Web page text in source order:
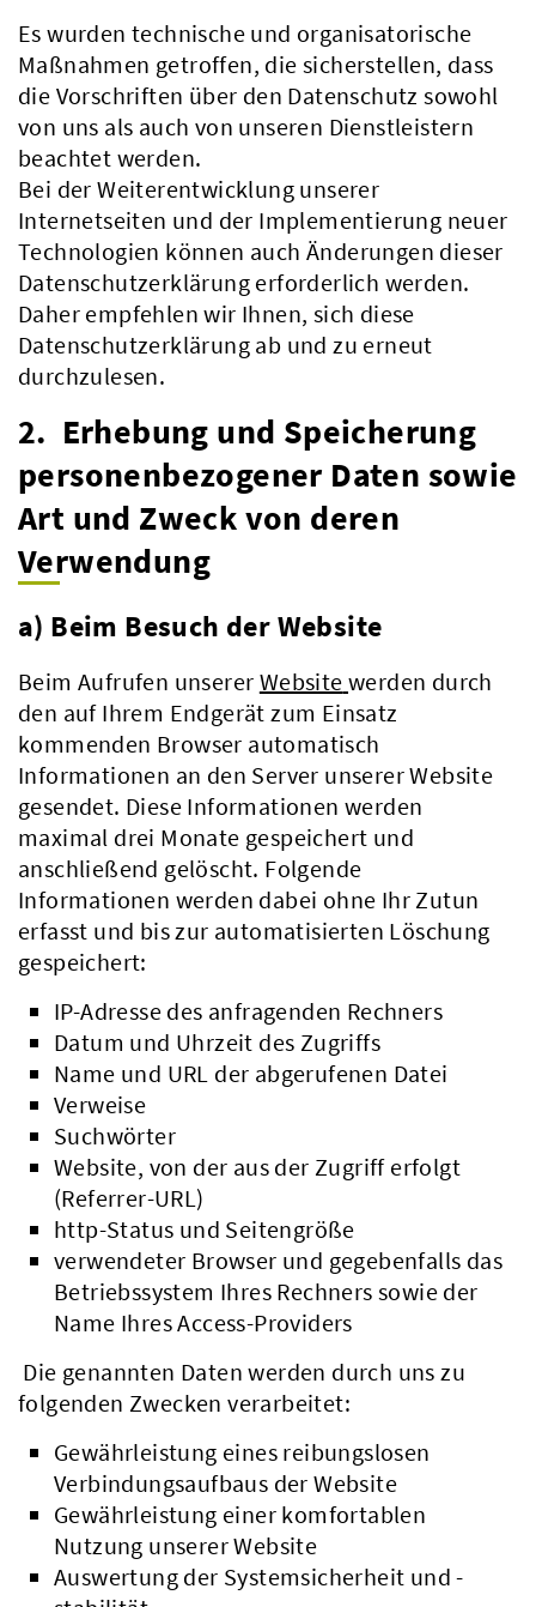
Es wurden technische und organisatorische
Maßnahmen getroffen, die sicherstellen, dass
die Vorschriften über den Datenschutz sowohl
von uns als auch von unseren Dienstleistern
beachtet werden.
Bei der Weiterentwicklung unserer
Internetseiten und der Implementierung neuer
Technologien können auch Änderungen dieser
Datenschutzerklärung erforderlich werden.
Daher empfehlen wir Ihnen, sich diese
Datenschutzerklärung ab und zu erneut
durchzulesen.
2. Erhebung und Speicherung
personenbezogener Daten sowie
Art und Zweck von deren
Verwendung
a) Beim Besuch der Website
Beim Aufrufen unserer Website werden durch
den auf Ihrem Endgerät zum Einsatz
kommenden Browser automatisch
Informationen an den Server unserer Website
gesendet. Diese Informationen werden
maximal drei Monate gespeichert und
anschließend gelöscht. Folgende
Informationen werden dabei ohne Ihr Zutun
erfasst und bis zur automatisierten Löschung
gespeichert:
IP-Adresse des anfragenden Rechners
Datum und Uhrzeit des Zugriffs
Name und URL der abgerufenen Datei
Verweise
Suchwörter
Website, von der aus der Zugriff erfolgt
(Referrer-URL)
http-Status und Seitengröße
verwendeter Browser und gegebenfalls das
Betriebssystem Ihres Rechners sowie der
Name Ihres Access-Providers
Die genannten Daten werden durch uns zu
folgenden Zwecken verarbeitet:
Gewährleistung eines reibungslosen
Verbindungsaufbaus der Website
Gewährleistung einer komfortablen
Nutzung unserer Website
Auswertung der Systemsicherheit und -